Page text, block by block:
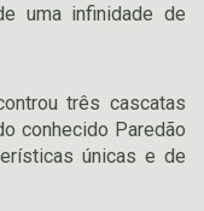
uma infinidade de
três cascatas
conhecido Paredão
únicas e de